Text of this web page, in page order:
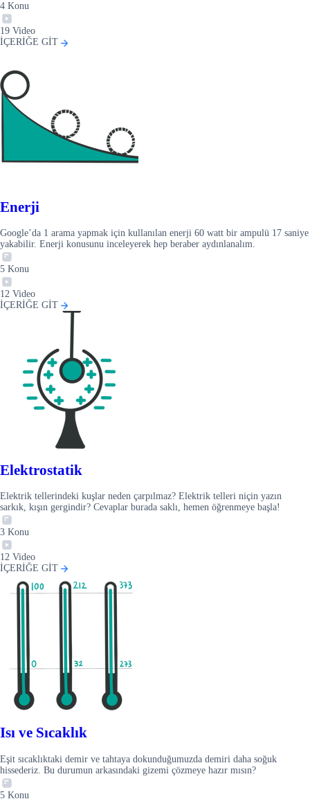
4 Konu
19 Video
İÇERİĞE GİT
Enerji
Google’da 1 arama yapmak için kullanılan enerji 60 watt bir ampulü 17 saniye
yakabilir. Enerji konusunu inceleyerek hep beraber aydınlanalım.
5 Konu
12 Video
İÇERİĞE GİT
Elektrostatik
Elektrik tellerindeki kuşlar neden çarpılmaz? Elektrik telleri niçin yazın
sarkık, kışın gergindir? Cevaplar burada saklı, hemen öğrenmeye başla!
3 Konu
12 Video
İÇERİĞE GİT
Isı ve Sıcaklık
Eşit sıcaklıktaki demir ve tahtaya dokunduğumuzda demiri daha soğuk
hissederiz. Bu durumun arkasındaki gizemi çözmeye hazır mısın?
5 Konu